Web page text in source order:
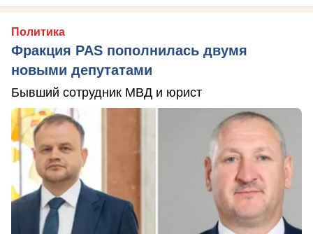
Политика
Фракция PAS пополнилась двумя
новыми депутатами
Бывший сотрудник МВД и юрист